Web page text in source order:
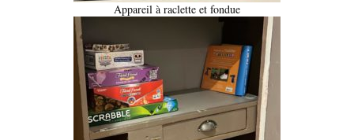
Appareil à raclette et fondue